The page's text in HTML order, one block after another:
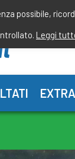
EXTRA
possibile,
Leggi